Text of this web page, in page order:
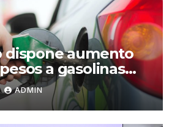
dispone aumento
a gasolinas
y regular
ADMIN